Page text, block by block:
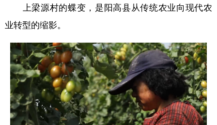
陕西 甘肃 青海 宁夏
新疆
多语种频道
English Español Français عربى
Русский язык 日本語 한국어
上梁源村的蝶变，是阳高县从传统农业向现代农
业转型的缩影。